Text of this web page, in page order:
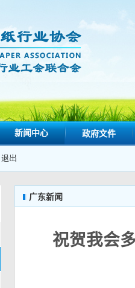
新闻中心 政府文件
退出
广东新闻
祝贺我会